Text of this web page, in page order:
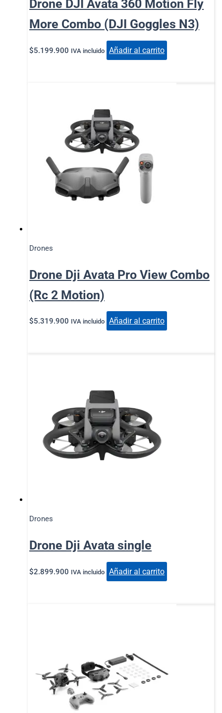
Drone DJI Avata 360 Motion Fly
More Combo (DJI Goggles N3)
$5.199.900 IVA incluido Añadir al carrito
Drones
Drone Dji Avata Pro View Combo
(Rc 2 Motion)
$5.319.900 IVA incluido Añadir al carrito
Drones
Drone Dji Avata single
$2.899.900 IVA incluido Añadir al carrito